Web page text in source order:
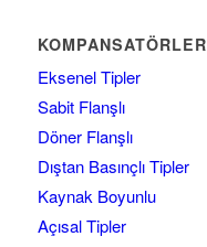
KOMPANSATÖRLER
Eksenel Tipler
Sabit Flanşlı
Döner Flanşlı
Dıştan Basınçlı Tipler
Kaynak Boyunlu
Açısal Tipler